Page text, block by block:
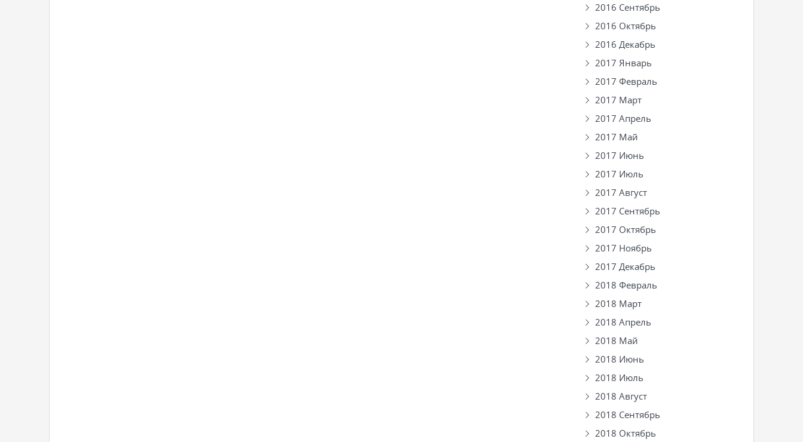
2016 Сентябрь
2016 Октябрь
2016 Декабрь
2017 Январь
2017 Февраль
2017 Март
2017 Апрель
2017 Май
2017 Июнь
2017 Июль
2017 Август
2017 Сентябрь
2017 Октябрь
2017 Ноябрь
2017 Декабрь
2018 Февраль
2018 Март
2018 Апрель
2018 Май
2018 Июнь
2018 Июль
2018 Август
2018 Сентябрь
2018 Октябрь